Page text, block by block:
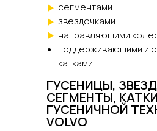
сегментами;
звездочками;
направляющими
поддерживающими и
катками.
ГУСЕНИЦЫ,
СЕГМЕНТЫ,
ГУСЕНИЧНОЙ
VOLVO